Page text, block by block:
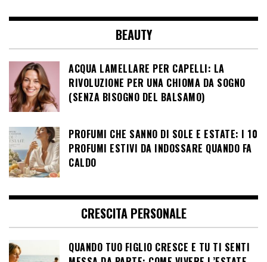
BEAUTY
ACQUA LAMELLARE PER CAPELLI: LA
RIVOLUZIONE PER UNA CHIOMA DA SOGNO
(SENZA BISOGNO DEL BALSAMO)
PROFUMI CHE SANNO DI SOLE E ESTATE: I 10
PROFUMI ESTIVI DA INDOSSARE QUANDO FA
CALDO
CRESCITA PERSONALE
QUANDO TUO FIGLIO CRESCE E TU TI SENTI